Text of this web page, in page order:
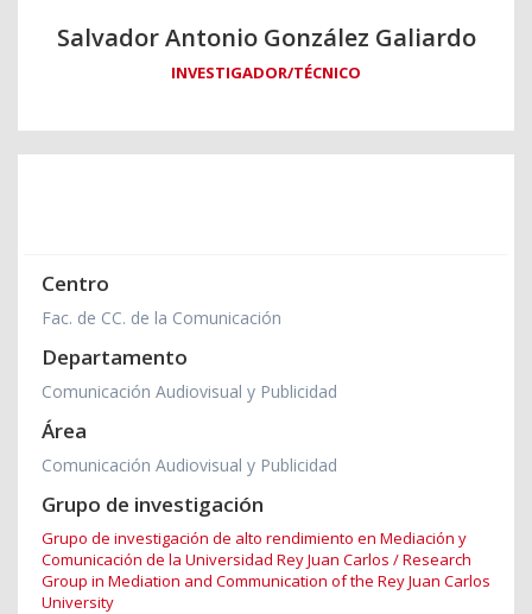
Salvador Antonio González Galiardo
INVESTIGADOR/TÉCNICO
Centro
Fac. de CC. de la Comunicación
Departamento
Comunicación Audiovisual y Publicidad
Área
Comunicación Audiovisual y Publicidad
Grupo de investigación
Grupo de investigación de alto rendimiento en Mediación y
Comunicación de la Universidad Rey Juan Carlos / Research
Group in Mediation and Communication of the Rey Juan Carlos
University